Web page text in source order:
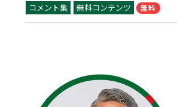
コメント集 無料コンテンツ 無料